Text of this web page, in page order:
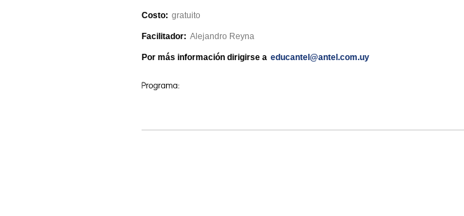
Costo: gratuito
Facilitador: Alejandro Reyna
Por más información dirigirse a educantel@antel.com.uy